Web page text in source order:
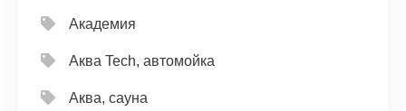
Академия
Аква Tech, автомойка
Аква, сауна